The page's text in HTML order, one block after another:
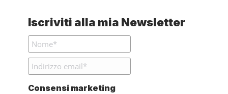
Iscriviti alla mia Newsletter
Consensi marketing